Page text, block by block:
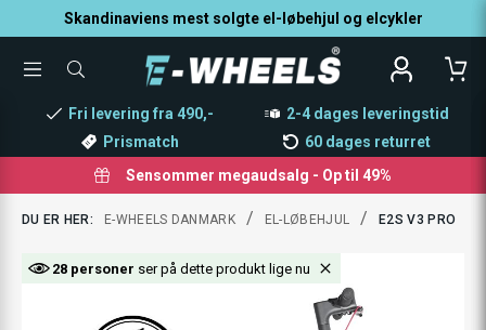
Skandinaviens mest solgte el-løbehjul og elcykler
TOGGLESØG
Fri levering fra 490,-
2-4 dages leveringstid
Prismatch
60 dages returret
Sensommer megaudsalg - Op til 49%
DU ER HER: E-WHEELS DANMARK / EL-LØBEHJUL / E2S V3 PRO
28 personer ser på dette produkt lige nu